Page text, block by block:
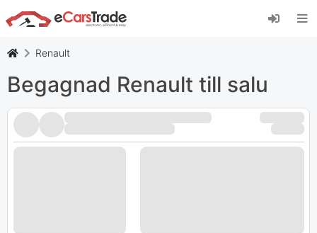
Installera eCarsTrade webbapp, lägg till den på
din startskärm och få omedelbara
Renault
Begagnad Renault till salu